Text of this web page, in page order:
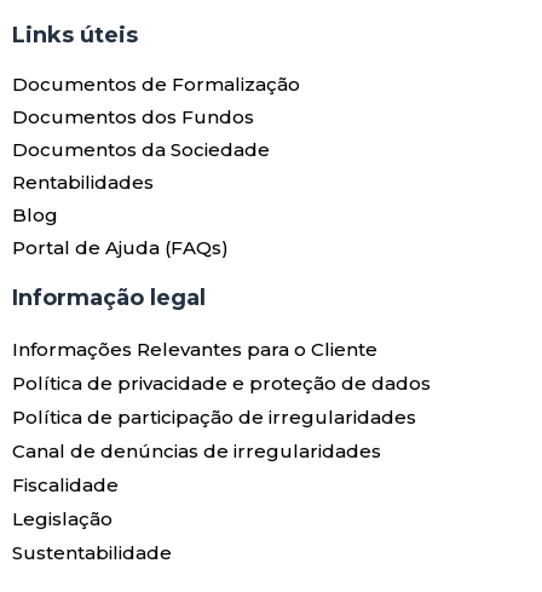
Links úteis​
Documentos de Formalização
Documentos dos Fundos
Documentos da Sociedade
Rentabilidades
Blog
Portal de Ajuda (FAQs)
Informação legal
Informações Relevantes para o Cliente
Política de privacidade e proteção de dados
Política de participação de irregularidades
Canal de denúncias de irregularidades
Fiscalidade
Legislação
Sustentabilidade